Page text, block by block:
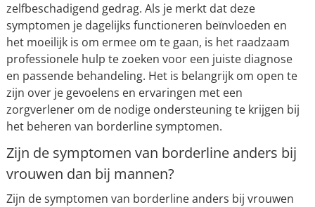
zelfbeschadigend gedrag. Als je merkt dat deze
symptomen je dagelijks functioneren beïnvloeden en
het moeilijk is om ermee om te gaan, is het raadzaam
professionele hulp te zoeken voor een juiste diagnose
en passende behandeling. Het is belangrijk om open te
zijn over je gevoelens en ervaringen met een
zorgverlener om de nodige ondersteuning te krijgen bij
het beheren van borderline symptomen.
Zijn de symptomen van borderline anders bij
vrouwen dan bij mannen?
Zijn de symptomen van borderline anders bij vrouwen